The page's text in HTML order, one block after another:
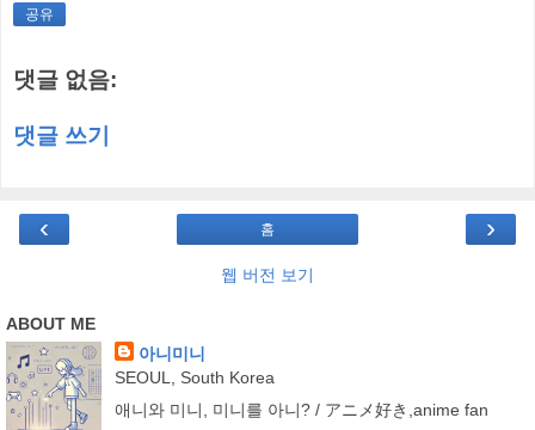
공유
댓글 없음:
댓글 쓰기
‹ ›
홈
웹 버전 보기
ABOUT ME
아니미니
SEOUL, South Korea
애니와 미니, 미니를 아니? / アニメ好き,anime fan